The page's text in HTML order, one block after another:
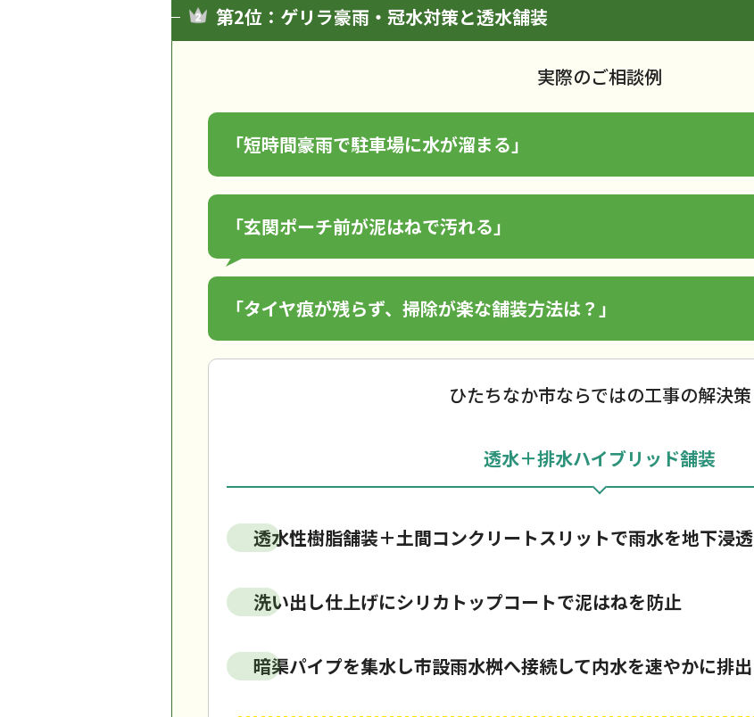
第2位：ゲリラ豪雨・冠水対策と透水舗装
実際のご相談例
「短時間豪雨で駐車場に水が溜まる」
「玄関ポーチ前が泥はねで汚れる」
「タイヤ痕が残らず、掃除が楽な舗装方法は？」
ひたちなか市ならではの工事の解決策
透水＋排水ハイブリッド舗装
透水性樹脂舗装＋土間コンクリートスリットで雨水を地下浸透
洗い出し仕上げにシリカトップコートで泥はねを防止
暗渠パイプを集水し市設雨水桝へ接続して内水を速やかに排出